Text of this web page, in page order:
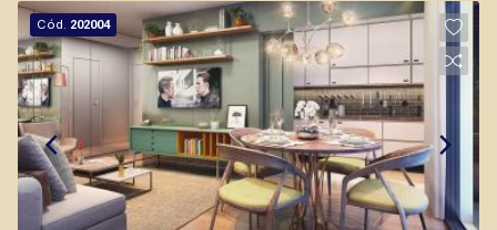
Cód. 202004